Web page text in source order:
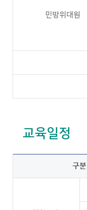
민방위대원
교육일정
구분